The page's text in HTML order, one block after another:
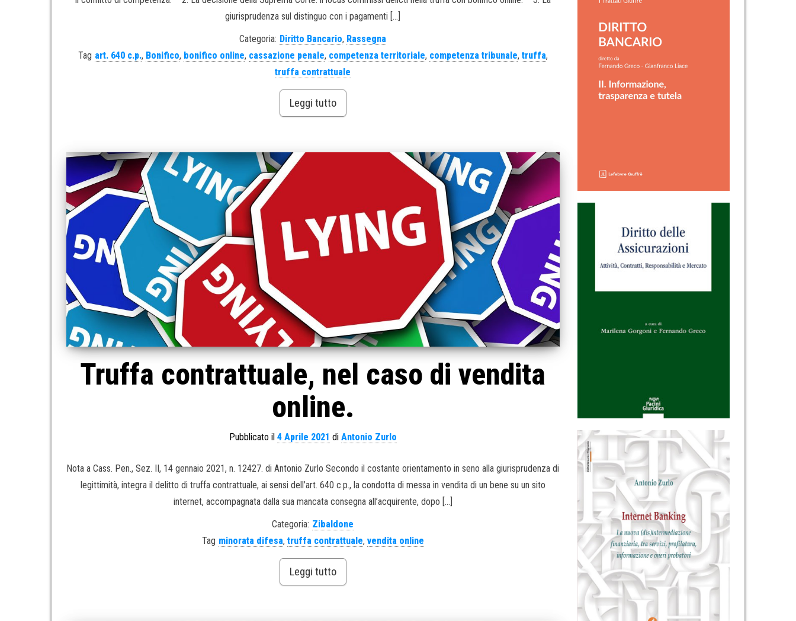
giurisprudenza sul distinguo con i pagamenti […]
Categoria: Diritto Bancario, Rassegna
Tag art. 640 c.p., Bonifico, bonifico online, cassazione penale, competenza territoriale, competenza tribunale, truffa,
truffa contrattuale
Leggi tutto
Truffa contrattuale, nel caso di vendita
online.
Pubblicato il 4 Aprile 2021 di Antonio Zurlo
Nota a Cass. Pen., Sez. II, 14 gennaio 2021, n. 12427. di Antonio Zurlo Secondo il costante orientamento in seno alla giurisprudenza di
legittimità, integra il delitto di truffa contrattuale, ai sensi dell’art. 640 c.p., la condotta di messa in vendita di un bene su un sito
internet, accompagnata dalla sua mancata consegna all’acquirente, dopo […]
Categoria: Zibaldone
Tag minorata difesa, truffa contrattuale, vendita online
Leggi tutto